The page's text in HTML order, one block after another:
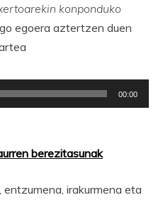
konponduko
egoera aztertzen duen
00:00
berezitasunak
irakurmena eta